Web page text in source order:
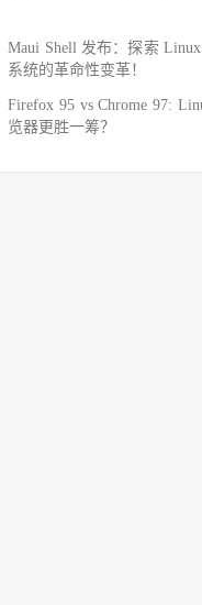
Maui Shell 发布：探索
系统的革命性变革！
Firefox 95 vs Chrome 97:
览器更胜一筹？